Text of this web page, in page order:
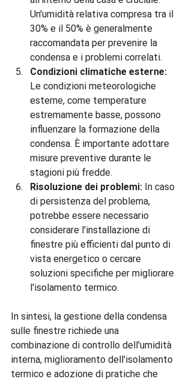
Un'umidità relativa compresa tra il
30% e il 50% è generalmente
raccomandata per prevenire la
condensa e i problemi correlati.
Condizioni climatiche esterne:
Le condizioni meteorologiche
esterne, come temperature
estremamente basse, possono
influenzare la formazione della
condensa. È importante adottare
misure preventive durante le
stagioni più fredde.
Risoluzione dei problemi: In caso
di persistenza del problema,
potrebbe essere necessario
considerare l'installazione di
finestre più efficienti dal punto di
vista energetico o cercare
soluzioni specifiche per migliorare
l'isolamento termico.
In sintesi, la gestione della condensa
sulle finestre richiede una
combinazione di controllo dell'umidità
interna, miglioramento dell'isolamento
termico e adozione di pratiche che